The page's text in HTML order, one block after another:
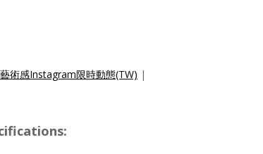
術感Instagram限時動態(TW) |